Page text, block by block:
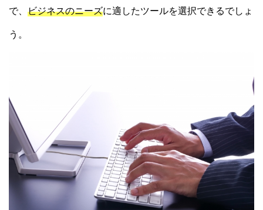
で、 ビジネスのニーズに適したツールを選択できるでしょ
う。